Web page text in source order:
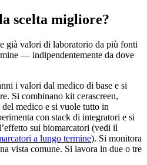
scelta migliore?
già valori di laboratorio da più fonti
— indipendentemente da dove
i valori dal medico di base e si
Si combinano kit cerascreen,
medico e si vuole tutto in
con stack di integratori e si
sui biomarcatori (vedi il
a lungo termine). Si monitora
vista comune. Si lavora in due o tre